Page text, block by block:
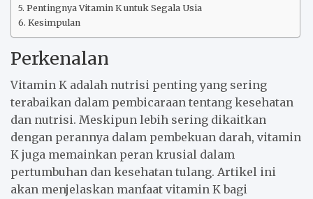
Pentingnya Vitamin K untuk Segala Usia
Kesimpulan
Perkenalan
Vitamin K adalah nutrisi penting yang sering
terabaikan dalam pembicaraan tentang kesehatan
dan nutrisi. Meskipun lebih sering dikaitkan
dengan perannya dalam pembekuan darah, vitamin
K juga memainkan peran krusial dalam
pertumbuhan dan kesehatan tulang. Artikel ini
akan menjelaskan manfaat vitamin K bagi